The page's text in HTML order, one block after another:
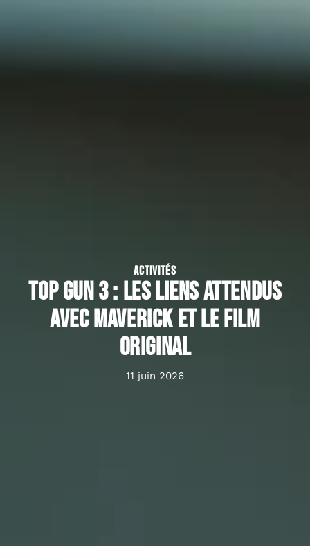
ACTIVITÉS
Top Gun 3 : les liens attendus
avec Maverick et le film
original
11 juin 2026